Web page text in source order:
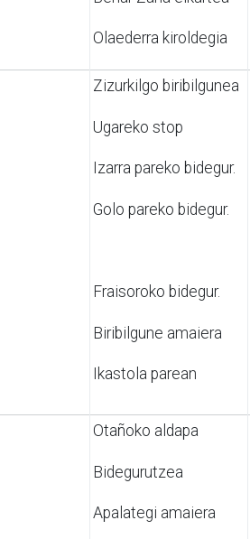
Olaederra kiroldegia
Zizurkilgo biribilgunea
Ugareko stop
Izarra pareko bidegur.
Golo pareko bidegur.
Fraisoroko bidegur.
Biribilgune amaiera
Ikastola parean
Otañoko aldapa
Bidegurutzea
Apalategi amaiera